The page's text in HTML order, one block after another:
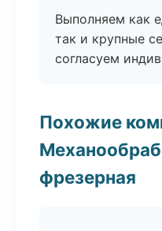
Выполняем как
так и крупные
согласуем
Похожие
фрезерная